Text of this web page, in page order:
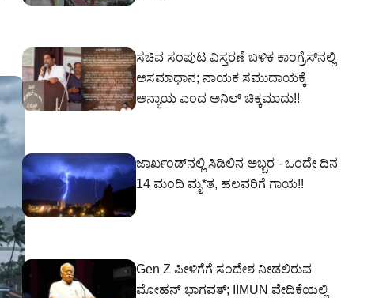
ಸಚಿವ ಸಂಪುಟ ವಿಸ್ತರಣೆ ಬಳಿಕ ಕಾಂಗ್ರೆಸ್‌ನಲ್ಲಿ
ಅಸಮಾಧಾನ; ನಾಯಕ ಸಮುದಾಯಕ್ಕೆ
ಅನ್ಯಾಯ ಎಂದ ಅನಿಲ್ ಚಿಕ್ಕಮಾದು!!
ಜಾರ್ಖಂಡ್‌ನಲ್ಲಿ ಸಿಡಿಲಿನ ಅಬ್ಬರ - ಒಂದೇ ದಿನ
14 ಮಂದಿ ಮೃ*ತ, ಹಲವರಿಗೆ ಗಾಯ!!
Gen Z ಪೀಳಿಗೆಗೆ ಸಂದೇಶ ನೀಡಲಿರುವ
ಮೋಹನ್ ಭಾಗವತ್; IIMUN ವೇದಿಕೆಯಲ್ಲಿ